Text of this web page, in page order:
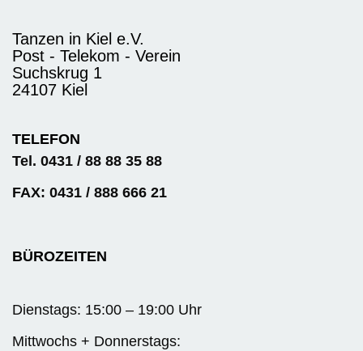
Tanzen in Kiel e.V.
Post - Telekom - Verein
Suchskrug 1
24107 Kiel
TELEFON
Tel. 0431 / 88 88 35 88
FAX: 0431 / 888 666 21
BÜROZEITEN
Dienstags: 15:00 – 19:00 Uhr
Mittwochs + Donnerstags: